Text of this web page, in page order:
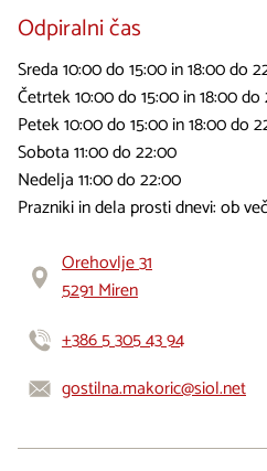
Odpiralni čas
Sreda 10:00 do 15:00 in 18:00 do
Četrtek 10:00 do 15:00 in 18:00
Petek 10:00 do 15:00 in 18:00 do
Sobota 11:00 do 22:00
Nedelja 11:00 do 22:00
Prazniki in dela prosti dnevi: ob
Orehovlje 31
5291 Miren
+386 5 305 43 94
gostilna.makoric@siol.net